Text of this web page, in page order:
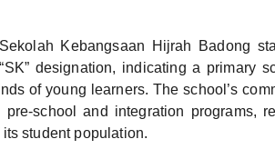
Kebangsaan Hijrah Badong
designation, indicating a primary
of young learners. The school’s
school and integration programs,
student population.